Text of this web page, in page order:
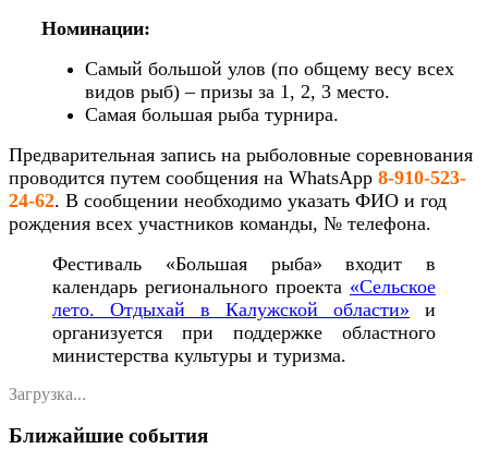
Номинации:
Самый большой улов (по общему весу всех
видов рыб) – призы за 1, 2, 3 место.
Самая большая рыба турнира.
Предварительная запись на рыболовные соревнования
проводится путем сообщения на WhatsApp 8-910-523-
24-62. В сообщении необходимо указать ФИО и год
рождения всех участников команды, № телефона.
Фестиваль «Большая рыба» входит в
календарь регионального проекта «Сельское
лето. Отдыхай в Калужской области» и
организуется при поддержке областного
министерства культуры и туризма.
Загрузка...
Ближайшие события